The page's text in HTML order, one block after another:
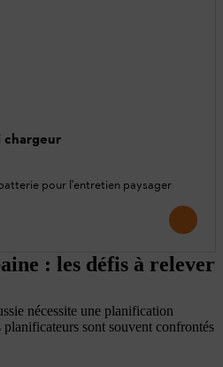
chargeur
pour l'entretien paysager
: les défis à relever
nécessite une planification
planificateurs sont souvent confrontés